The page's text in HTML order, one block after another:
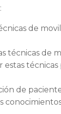
de
técnicas de
estas
de